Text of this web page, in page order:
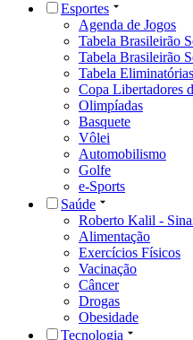
Esportes
Agenda de Jogos
Tabela Brasileirão
Tabela Brasileirão
Tabela
Copa Libertadores
Olimpíadas
Basquete
Vôlei
Automobilismo
Golfe
e-Sports
Saúde
Roberto Kalil -
Alimentação
Exercícios Físicos
Vacinação
Câncer
Drogas
Obesidade
Tecnologia